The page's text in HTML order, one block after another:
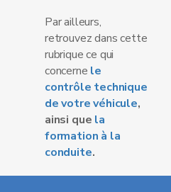
Par ailleurs,
retrouvez dans cette
rubrique ce qui
concerne le
contrôle technique
de votre véhicule,
ainsi que la
formation à la
conduite.